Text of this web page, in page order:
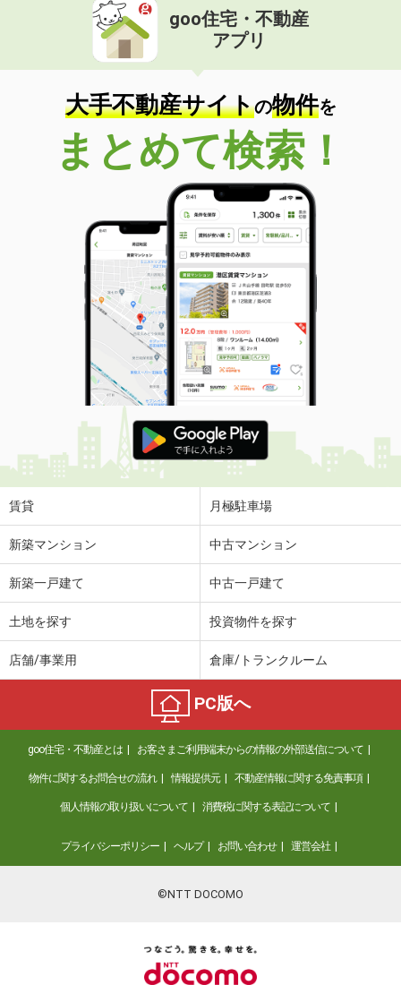
goo住宅・不動産
アプリ
大手不動産サイトの物件を
まとめて検索！
賃貸 月極駐車場
新築マンション 中古マンション
新築一戸建て 中古一戸建て
土地を探す 投資物件を探す
店舗/事業用 倉庫/トランクルーム
PC版へ
goo住宅・不動産とは お客さまご利用端末からの情報の外部送信について
物件に関するお問合せの流れ 情報提供元 不動産情報に関する免責事項
個人情報の取り扱いについて 消費税に関する表記について
プライバシーポリシー ヘルプ お問い合わせ 運営会社
©NTT DOCOMO